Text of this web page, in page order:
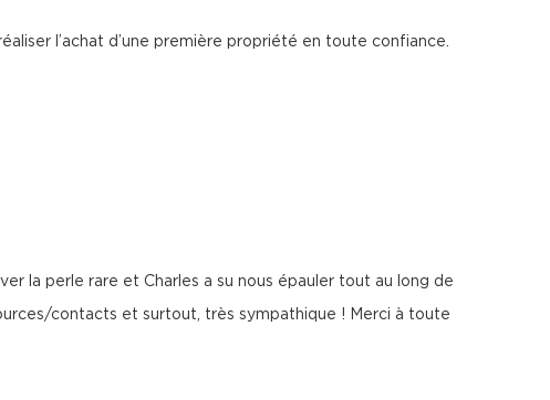
l’achat d’une première propriété en toute confiance.
la perle rare et Charles a su nous épauler tout au long de
contacts et surtout, très sympathique ! Merci à toute